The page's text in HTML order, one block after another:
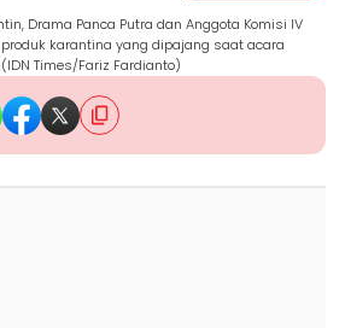
Drama Panca Putra dan Anggota Komisi IV
produk karantina yang dipajang saat acara
Times/Fariz Fardianto)